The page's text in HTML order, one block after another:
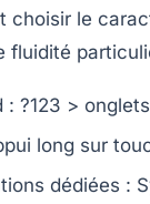
choisir le
fluidité
: ?123 >
long sur
dédiées :